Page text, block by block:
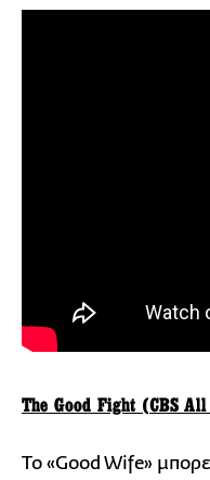
The Good Fight (CBS
Το «Good Wife»